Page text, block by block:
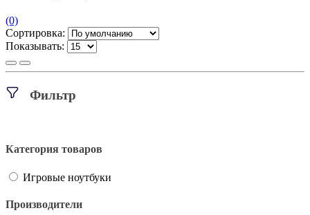
(0)
Сортировка:
Показывать:
Фильтр
Категория товаров
Игровые ноутбуки
Производители